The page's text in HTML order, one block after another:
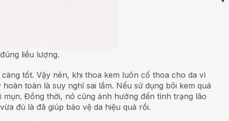
đúng liều lượng.
càng tốt. Vậy nên, khi thoa kem luôn cố thoa cho da vì
toàn là suy nghĩ sai lầm. Nếu sử dụng bôi kem quá
Đồng thời, nó cũng ảnh hưởng đến tình trạng lão
đủ là đã giúp bảo vệ da hiệu quả rồi.